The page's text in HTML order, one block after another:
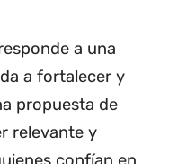
a una
a fortalecer y
propuesta de
relevante y